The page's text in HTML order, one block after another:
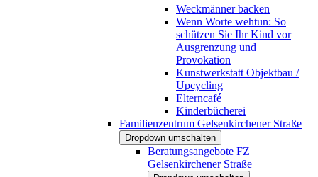
Weckmänner backen
Wenn Worte wehtun: So
schützen Sie Ihr Kind vor
Ausgrenzung und
Provokation
Kunstwerkstatt Objektbau /
Upcycling
Elterncafé
Kinderbücherei
Familienzentrum Gelsenkirchener Straße
Dropdown umschalten
Beratungsangebote FZ
Gelsenkirchener Straße